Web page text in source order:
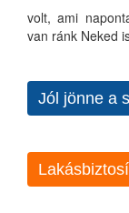
volt, ami
van ránk Neked
Jól jönne a